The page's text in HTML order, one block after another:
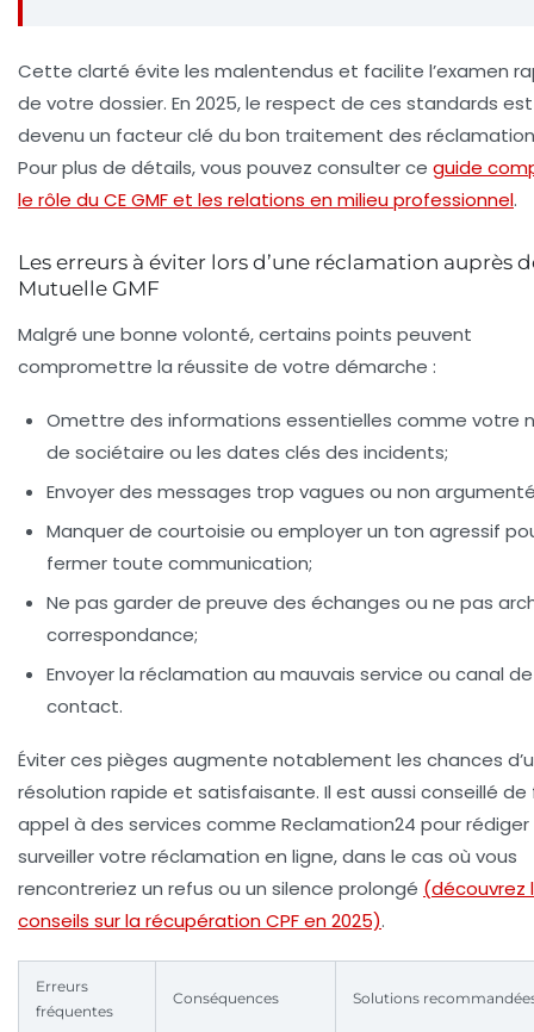
Cette clarté évite les malentendus et facilite l’examen
de votre dossier. En 2025, le respect de ces standards est
devenu un facteur clé du bon traitement des
Pour plus de détails, vous pouvez consulter ce guide
le rôle du CE GMF et les relations en milieu professionnel.
Les erreurs à éviter lors d’une réclamation auprès
Mutuelle GMF
Malgré une bonne volonté, certains points peuvent
compromettre la réussite de votre démarche :
Omettre des informations essentielles comme votre
de sociétaire ou les dates clés des incidents;
Envoyer des messages trop vagues ou non
Manquer de courtoisie ou employer un ton agressif
fermer toute communication;
Ne pas garder de preuve des échanges ou ne pas
correspondance;
Envoyer la réclamation au mauvais service ou canal de
contact.
Éviter ces pièges augmente notablement les chances
résolution rapide et satisfaisante. Il est aussi conseillé de
appel à des services comme Reclamation24 pour rédiger
surveiller votre réclamation en ligne, dans le cas où vous
rencontreriez un refus ou un silence prolongé (découvrez
conseils sur la récupération CPF en 2025).
Erreurs
fréquentes
Conséquences Solutions